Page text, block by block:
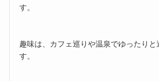
す。
趣味は、カフェ巡りや温泉でゆったりと
す。